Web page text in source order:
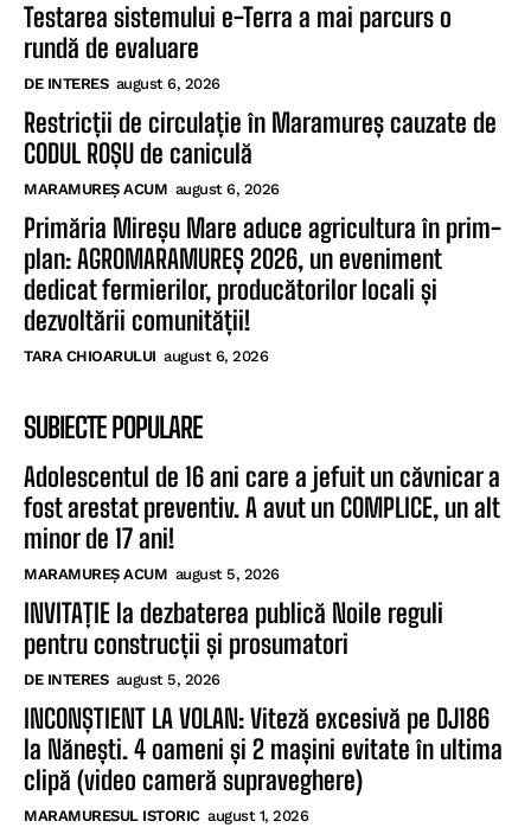
Testarea sistemului e-Terra a mai parcurs o
rundă de evaluare
DE INTERES august 6, 2026
Restricții de circulație în Maramureș cauzate de
CODUL ROȘU de caniculă
MARAMUREȘ ACUM august 6, 2026
Primăria Mireșu Mare aduce agricultura în prim-
plan: AGROMARAMUREȘ 2026, un eveniment
dedicat fermierilor, producătorilor locali și
dezvoltării comunității!
TARA CHIOARULUI august 6, 2026
SUBIECTE POPULARE
Adolescentul de 16 ani care a jefuit un căvnicar a
fost arestat preventiv. A avut un COMPLICE, un alt
minor de 17 ani!
MARAMUREȘ ACUM august 5, 2026
INVITAȚIE la dezbaterea publică Noile reguli
pentru construcții și prosumatori
DE INTERES august 5, 2026
INCONȘTIENT LA VOLAN: Viteză excesivă pe DJ186
la Nănești. 4 oameni și 2 mașini evitate în ultima
clipă (video cameră supraveghere)
MARAMURESUL ISTORIC august 1, 2026